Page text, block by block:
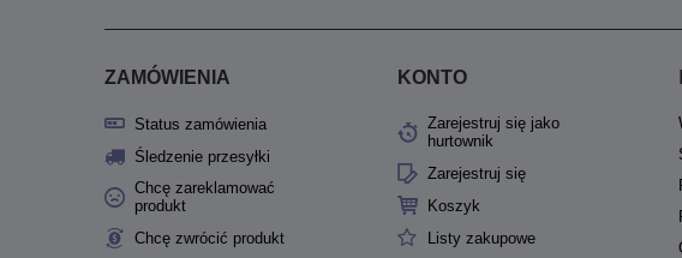
ZAMÓWIENIA
Status zamówienia
Śledzenie przesyłki
Chcę zareklamować
produkt
Chcę zwrócić produkt
KONTO
Zarejestruj się jako
hurtownik
Zarejestruj się
Koszyk
Listy zakupowe